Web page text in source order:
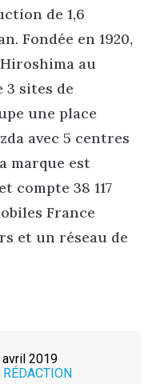
de 1,6
Fondée en 1920,
au
3 sites de
une place
avec 5 centres
marque est
compte 38 117
France
et un réseau de
2019
RÉDACTION